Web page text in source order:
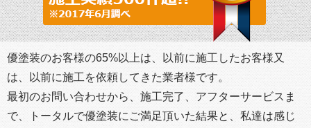
優塗装のお客様の65%以上は、以前に施工したお客様又
は、以前に施工を依頼してきた業者様です。
最初のお問い合わせから、施工完了、アフターサービスま
で、トータルで優塗装にご満足頂いた結果と、私達は感じ